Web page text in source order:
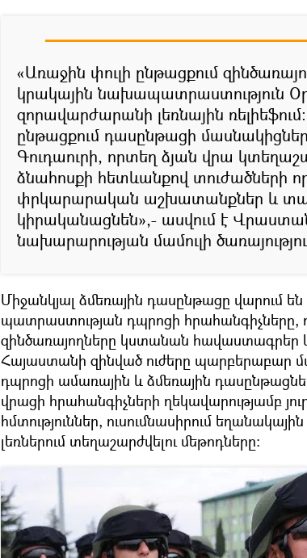
«Առաջին փուլի ընթացքում
կրակային նախապատրաստություն
զորավարժարանի լեռնային
ընթացքում դասընթացի
Գուդաուրի, որտեղ ձյան վրա
ձնահոսքի հետևանքով տուժածների
փրկարարական աշխատանքներ և
կիրականացնեն»,- ասվում է
նախարարության մամուլի
Միջանկյալ ձմեռային դասընթացը վարում են
պատրաստության դպրոցի
զինծառայողները կստանան հավաստագրեր
Հայաստանի զինված ուժերը պարբերաբար
դպրոցի ամառային և ձմեռային
վրացի հրահանգիչների ղեկավարությամբ
հմտություններ, ուսումնասիրում
լեռներում տեղաշարժվելու մեթոդները։